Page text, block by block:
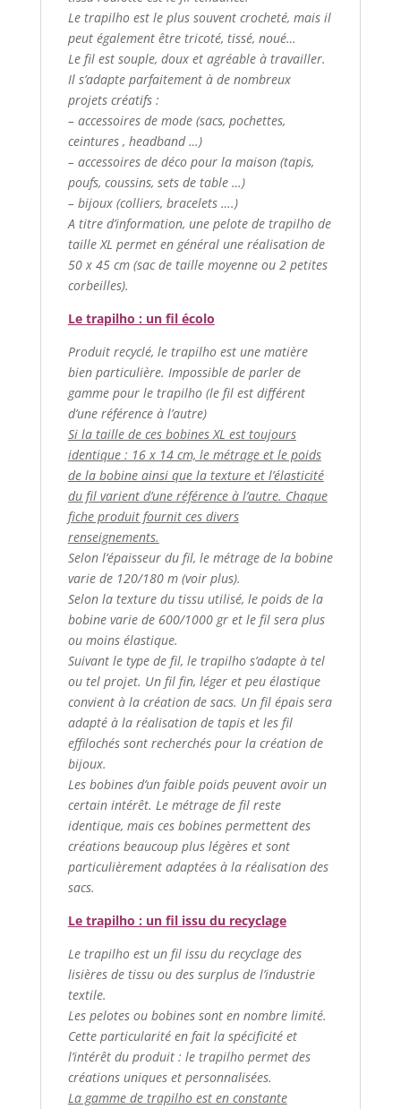
Le trapilho est le plus souvent crocheté, mais il
peut également être tricoté, tissé, noué…
Le fil est souple, doux et agréable à travailler.
Il s’adapte parfaitement à de nombreux
projets créatifs :
– accessoires de mode (sacs, pochettes,
ceintures , headband …)
– accessoires de déco pour la maison (tapis,
poufs, coussins, sets de table …)
– bijoux (colliers, bracelets ….)
A titre d’information, une pelote de trapilho de
taille XL permet en général une réalisation de
50 x 45 cm (sac de taille moyenne ou 2 petites
corbeilles).
Le trapilho : un fil écolo
Produit recyclé, le trapilho est une matière
bien particulière. Impossible de parler de
gamme pour le trapilho (le fil est différent
d’une référence à l’autre)
Si la taille de ces bobines XL est toujours
identique : 16 x 14 cm, le métrage et le poids
de la bobine ainsi que la texture et l’élasticité
du fil varient d’une référence à l’autre. Chaque
fiche produit fournit ces divers
renseignements.
Selon l’épaisseur du fil, le métrage de la bobine
varie de 120/180 m (voir plus).
Selon la texture du tissu utilisé, le poids de la
bobine varie de 600/1000 gr et le fil sera plus
ou moins élastique.
Suivant le type de fil, le trapilho s’adapte à tel
ou tel projet. Un fil fin, léger et peu élastique
convient à la création de sacs. Un fil épais sera
adapté à la réalisation de tapis et les fil
effilochés sont recherchés pour la création de
bijoux.
Les bobines d’un faible poids peuvent avoir un
certain intérêt. Le métrage de fil reste
identique, mais ces bobines permettent des
créations beaucoup plus légères et sont
particulièrement adaptées à la réalisation des
sacs.
Le trapilho : un fil issu du recyclage
Le trapilho est un fil issu du recyclage des
lisières de tissu ou des surplus de l’industrie
textile.
Les pelotes ou bobines sont en nombre limité.
Cette particularité en fait la spécificité et
l’intérêt du produit : le trapilho permet des
créations uniques et personnalisées.
La gamme de trapilho est en constante